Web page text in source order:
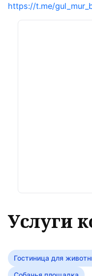
https://t.me/
Услуги
Гостиница для